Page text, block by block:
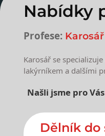
Nabídky
Profese: Karosář
Karosář se
lakýrníkem a dalšími
Našli jsme pro Vás
Dělník do